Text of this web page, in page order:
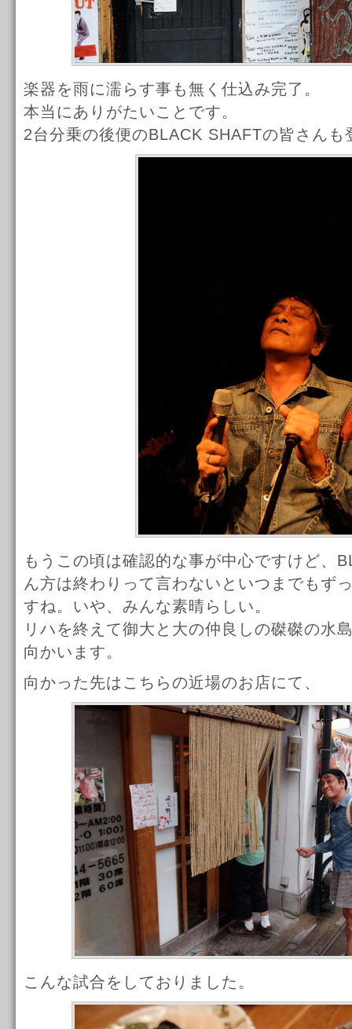
楽器を雨に濡らす事も無く仕込み完了。
本当にありがたいことです。
2台分乗の後便のBLACK SHAFTの皆さんも
もうこの頃は確認的な事が中心ですけど、
ん方は終わりって言わないといつまでもず
すね。いや、みんな素晴らしい。
リハを終えて御大と大の仲良しの磔磔の水
向かいます。
向かった先はこちらの近場のお店にて、
こんな試合をしておりました。